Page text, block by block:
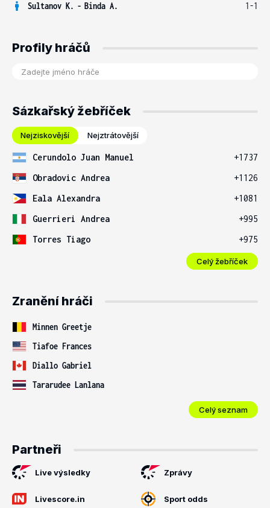
Sultanov K. - Binda A. 1-1
Profily hráčů
Sázkařský žebříček
Nejziskovější Nejztrátovější
Cerundolo Juan Manuel
+1737
Obradovic Andrea
+1126
Eala Alexandra
+1081
Guerrieri Andrea
+995
Torres Tiago
+975
Celý žebříček
Zranění hráči
Minnen Greetje
Tiafoe Frances
Diallo Gabriel
Tararudee Lanlana
Celý seznam
Partneři
Live výsledky Zprávy
Livescore.in Sport odds